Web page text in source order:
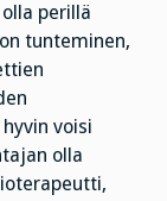
perillä
tunteminen,
voisi
olla